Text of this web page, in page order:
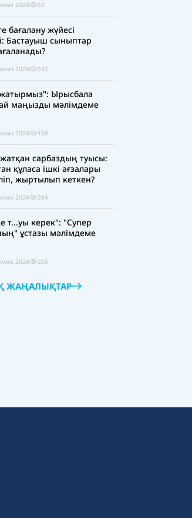
2026 53
бағалану жүйесі
Бастауыш сыныптар
2026 242
Ырысбала
маңызды мәлімдеме
2026 168
сарбаздың туысы:
құласа ішкі ағзалары
жыртылып кеткен?
2026 204
т...уы керек": "Супер
ұстазы мәлімдеме
2026 255
ЖАҢАЛЫҚТАР